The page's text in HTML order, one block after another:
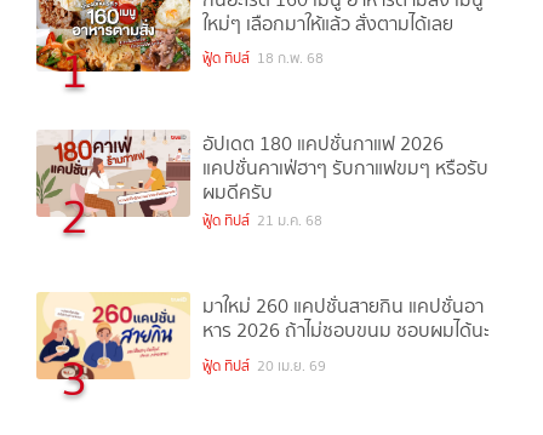
1
ใหม่ๆ เลือกมาให้แล้ว สั่งตามได้เลย
ฟู้ด ทิปส์ 18 ก.พ. 68
2
อัปเดต 180 แคปชั่นกาแฟ 2026
แคปชั่นคาเฟ่ฮาๆ รับกาแฟขมๆ หรือรับ
ผมดีครับ
ฟู้ด ทิปส์ 21 ม.ค. 68
3
มาใหม่ 260 แคปชั่นสายกิน แคปชั่นอา
หาร 2026 ถ้าไม่ชอบขนม ชอบผมได้นะ
ฟู้ด ทิปส์ 20 เม.ย. 69